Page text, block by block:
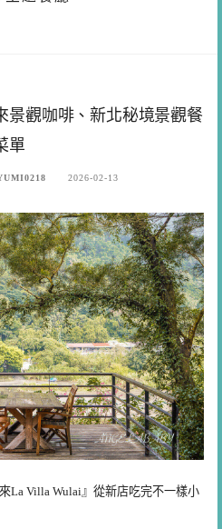
景觀咖啡、新北秘境景觀餐
單
2026-02-13
La Villa Wulai』從新店吃完不一樣小